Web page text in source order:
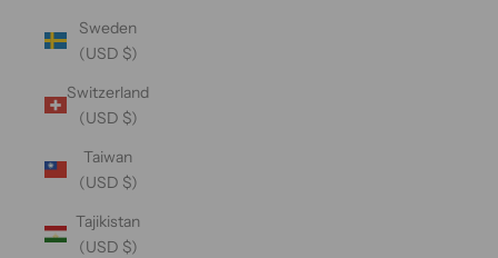
Sweden
(USD $)
Switzerland
(USD $)
Taiwan
(USD $)
Tajikistan
(USD $)